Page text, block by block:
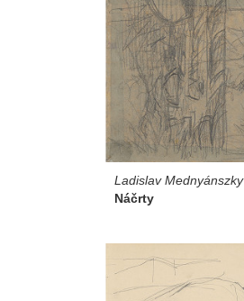
Ladislav Mednyánszky
Náčrty